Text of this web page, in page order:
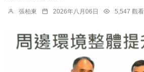
張柏東 2026年八月06日 5,547 觀看